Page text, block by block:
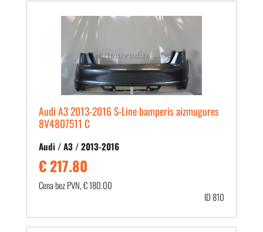
Audi A3 2013-2016 S-Line bamperis aizmugures
8V4807511 C
Audi / A3 / 2013-2016
€ 217.80
Cena bez PVN, € 180.00
ID 810